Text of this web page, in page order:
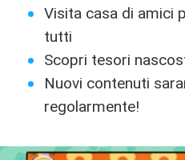
Visita casa di amici
tutti
Scopri tesori
Nuovi contenuti
regolarmente!